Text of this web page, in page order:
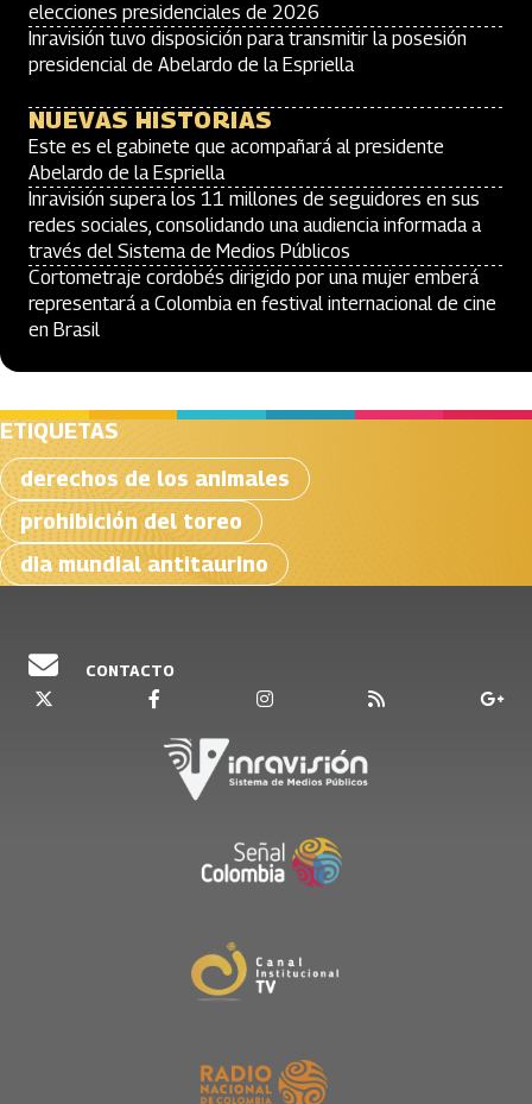
elecciones presidenciales de 2026
Inravisión tuvo disposición para transmitir la posesión
presidencial de Abelardo de la Espriella
NUEVAS HISTORIAS
Este es el gabinete que acompañará al presidente
Abelardo de la Espriella
Inravisión supera los 11 millones de seguidores en sus
redes sociales, consolidando una audiencia informada a
través del Sistema de Medios Públicos
Cortometraje cordobés dirigido por una mujer emberá
representará a Colombia en festival internacional de cine
en Brasil
ETIQUETAS
derechos de los animales
prohibición del toreo
dia mundial antitaurino
CONTACTO